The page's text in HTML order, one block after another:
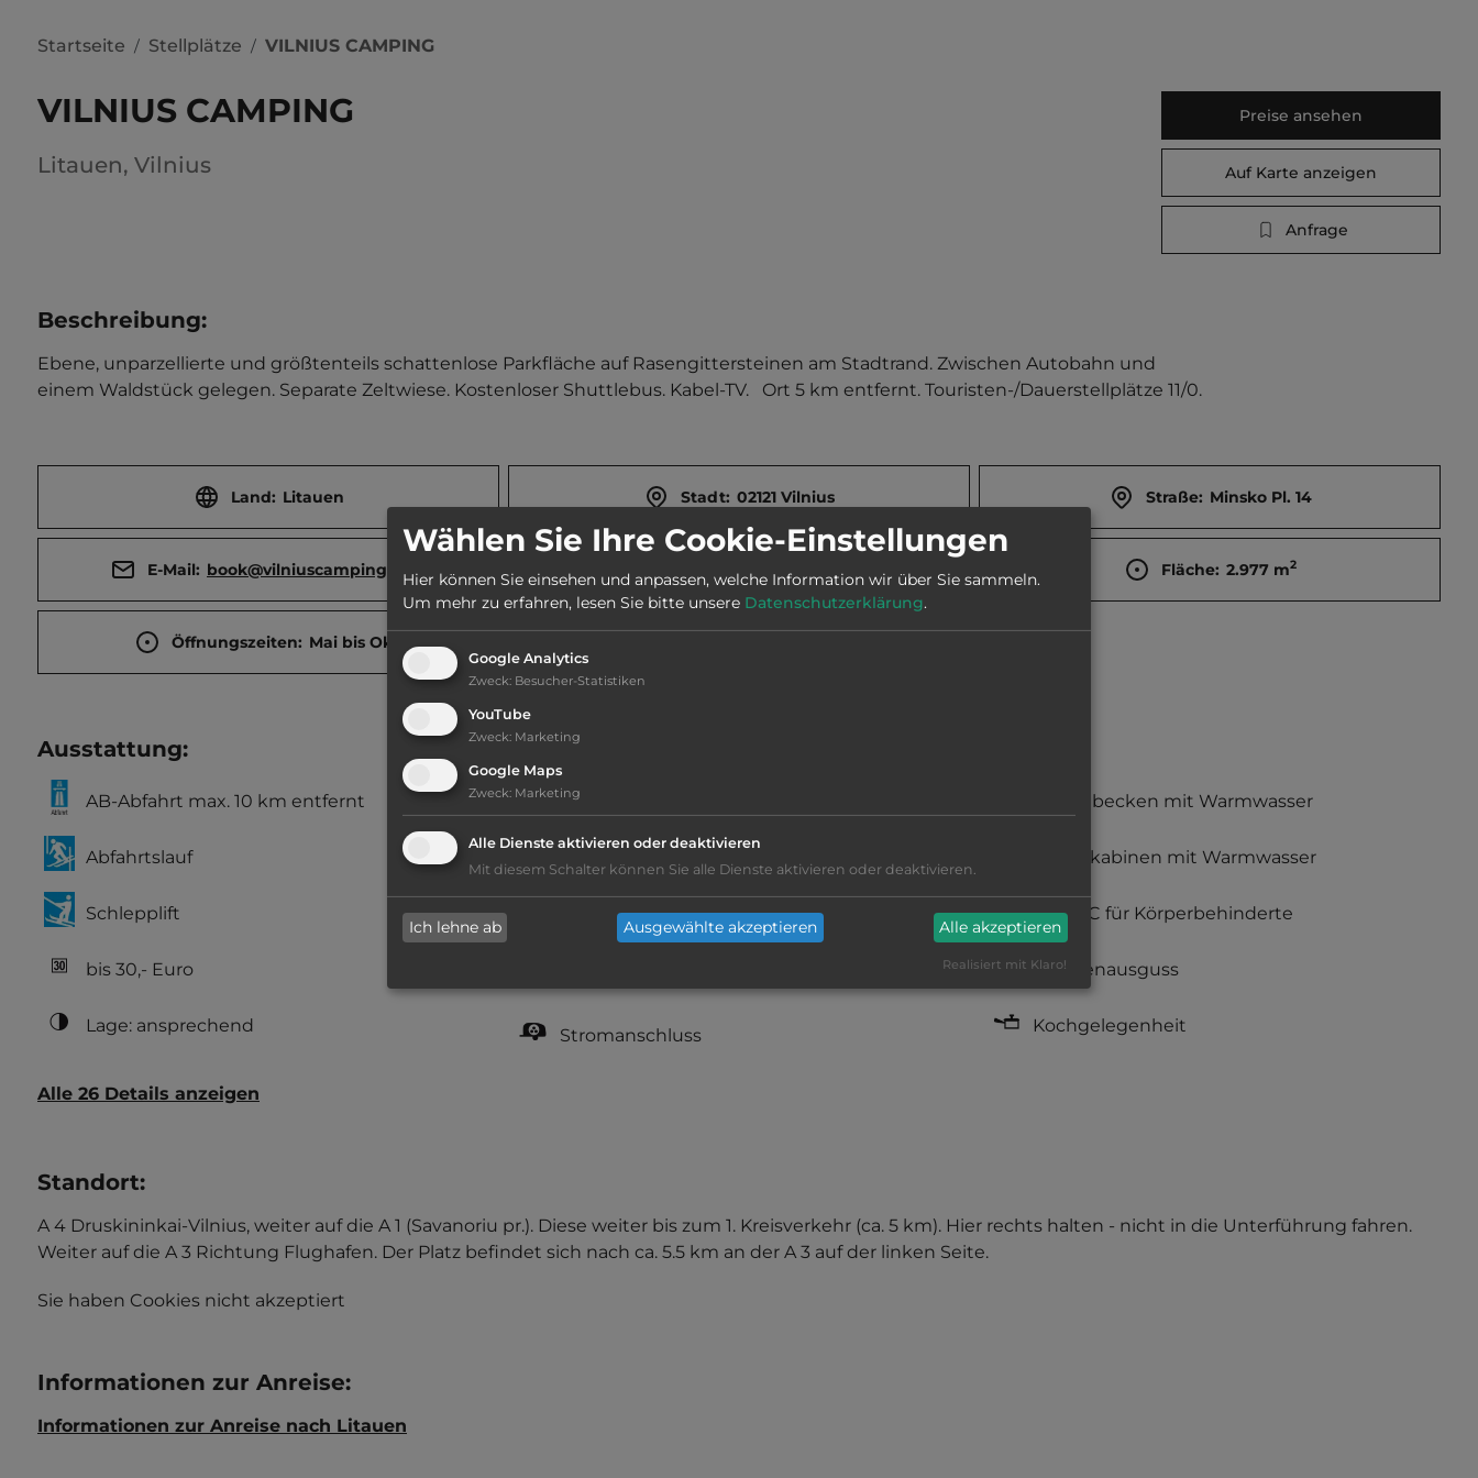
Startseite / Stellplätze / VILNIUS CAMPING
VILNIUS CAMPING
Litauen, Vilnius
Preise ansehen
Auf Karte anzeigen
Anfrage
Beschreibung:
Ebene, unparzellierte und größtenteils schattenlose Parkfläche auf Rasengittersteinen am Stadtrand. Zwischen Autobahn und
einem Waldstück gelegen. Separate Zeltwiese. Kostenloser Shuttlebus. Kabel-TV.   Ort 5 km entfernt. Touristen-/Dauerstellplätze 11/0.
Land: Litauen Stadt: 02121 Vilnius Straße: Minsko Pl. 14
E-Mail: book@vilniuscamping.com vilniuscamping.lt Fläche: 2.977 m2
Öffnungszeiten: Mai bis Okt.
Ausstattung:
AB-Abfahrt max. 10 km entfernt
Abfahrtslauf
Schlepplift
bis 30,- Euro
Lage: ansprechend
Geräuschkulisse: erträgliche
Lärmbelästigung
kiesig, harter Grund
Grasgelände, Wiese
Stromanschluss
Waschbecken mit Warmwasser
Duschkabinen mit Warmwasser
nur WC für Körperbehinderte
Fäkalienausguss
Kochgelegenheit
Alle 26 Details anzeigen
Standort:
A 4 Druskininkai-Vilnius, weiter auf die A 1 (Savanoriu pr.). Diese weiter bis zum 1. Kreisverkehr (ca. 5 km). Hier rechts halten - nicht in die Unterführung fahren.
Weiter auf die A 3 Richtung Flughafen. Der Platz befindet sich nach ca. 5.5 km an der A 3 auf der linken Seite.
Sie haben Cookies nicht akzeptiert
Informationen zur Anreise:
Informationen zur Anreise nach Litauen
Wählen Sie Ihre Cookie-Einstellungen
Hier können Sie einsehen und anpassen, welche Information wir über Sie sammeln.
Um mehr zu erfahren, lesen Sie bitte unsere Datenschutzerklärung.
Google Analytics
Zweck: Besucher-Statistiken
YouTube
Zweck: Marketing
Google Maps
Zweck: Marketing
Alle Dienste aktivieren oder deaktivieren
Mit diesem Schalter können Sie alle Dienste aktivieren oder deaktivieren.
Ich lehne ab Ausgewählte akzeptieren Alle akzeptieren
Realisiert mit Klaro!